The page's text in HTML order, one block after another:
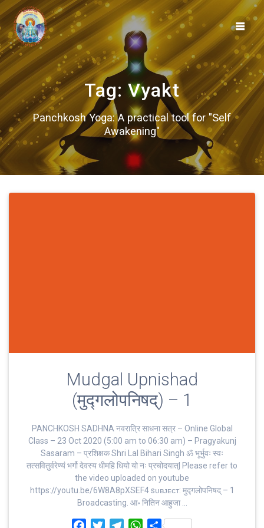
Skip
to
content
Tag: Vyakt
Panchkosh Yoga: A practical tool for "Self
Awakening"
Mudgal Upnishad
(मुद्गलोपनिषद्) – 1
PANCHKOSH SADHNA नवरात्रि साधना सत्र – Online Global
Class – 23 Oct 2020 (5:00 am to 06:30 am) – Pragyakunj
Sasaram – प्रशिक्षक Shri Lal Bihari Singh ॐ भूर्भुवः स्‍वः
तत्‍सवितुर्वरेण्‍यं भर्गो देवस्य धीमहि धियो यो नः प्रचोदयात्‌| Please refer to
the video uploaded on youtube
https://youtu.be/6W8A8pXSEF4 sᴜʙᴊᴇᴄᴛ: मुद्गलोपनिषद् – 1
Broadcasting. आ॰ नितिन आहुजा …
W
S